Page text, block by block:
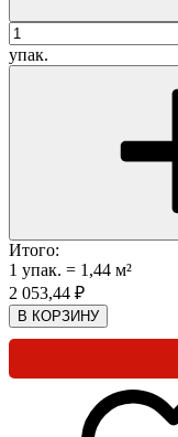
упак.
Итого:
1 упак. = 1,44 м²
2 053,44 ₽
В КОРЗИНУ